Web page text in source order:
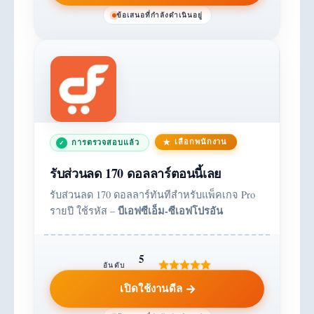
ข้อเสนอที่กำลังดำเนินอยู่
การตรวจสอบแล้ว เลือกพนักงาน
รับส่วนลด 170 ดอลลาร์ตอนนี้เลย
รับส่วนลด 170 ดอลลาร์ทันทีสำหรับแพ็คเกจ Pro
รายปี ใช้รหัส –บีเอฟซีเอ็ม-ซีเอฟโปรอัน
อันดับ 5
เปิดใช้งานดีล